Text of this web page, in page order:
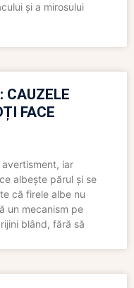
și a mirosului
CAUZELE
FACE
iar
albește părul și se
că firele albe nu
un mecanism pe
blând, fără să